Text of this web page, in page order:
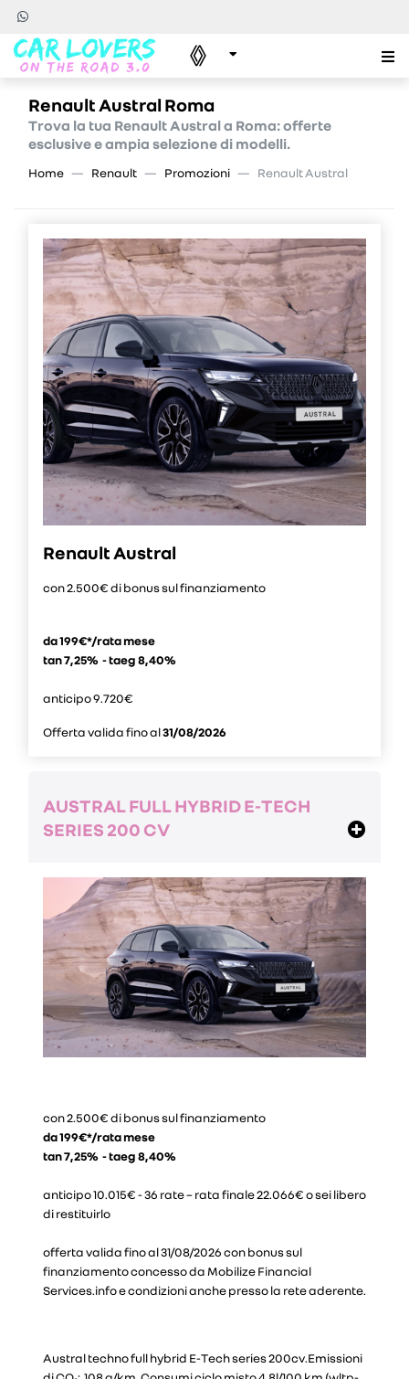
Renault Austral Roma
Trova la tua Renault Austral a Roma: offerte
esclusive e ampia selezione di modelli.
Home Renault Promozioni Renault Austral
Renault Austral
con 2.500€ di bonus sul finanziamento
da 199€*/rata mese
tan 7,25% - taeg 8,40%
anticipo 9.720€
Offerta valida fino al31/08/2026
AUSTRAL FULL HYBRID E-TECH
SERIES 200 CV
con 2.500€ di bonus sul finanziamento
da 199€*/rata mese
tan 7,25% - taeg 8,40%
anticipo 10.015€ - 36 rate – rata finale 22.066€ o sei libero
di restituirlo
offerta valida fino al 31/08/2026 con bonus sul
finanziamento concesso da Mobilize Financial
Services.info e condizioni anche presso la rete aderente.
Austral techno full hybrid E-Tech series 200cv.Emissioni